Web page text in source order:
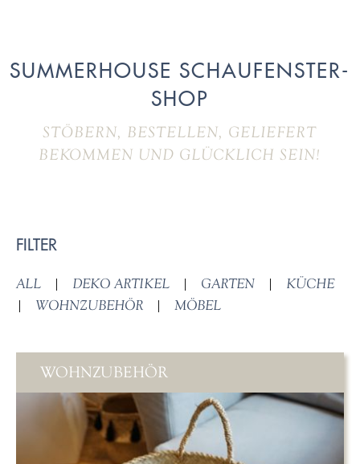
SUMMERHOUSE SCHAUFENSTER-
SHOP
STÖBERN, BESTELLEN, GELIEFERT
BEKOMMEN UND GLÜCKLICH SEIN!
FILTER
ALL | DEKO ARTIKEL | GARTEN |
KÜCHE
|
WOHNZUBEHÖR | MÖBEL
WOHNZUBEHÖR